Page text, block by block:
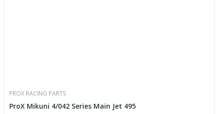
PROX RACING PARTS
ProX Mikuni 4/042 Series Main Jet 495